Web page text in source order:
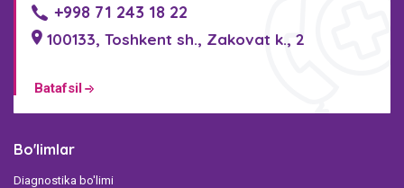
+998 71 243 18 22
100133, Toshkent sh., Zakovat k., 2
Batafsil
Bo'limlar
Diagnostika bo'limi